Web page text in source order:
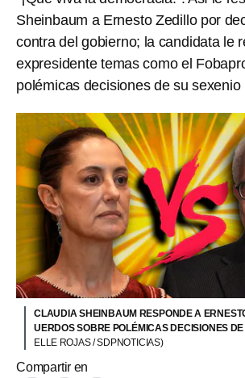
Sheinbaum a Ernesto Zedillo por
contra del gobierno; la candidata le
expresidente temas como el
polémicas decisiones de su sexenio
CLAUDIA SHEINBAUM RESPONDE A
UERDOS SOBRE POLÉMICAS DECISIONES
ELLE ROJAS / SDPNOTICIAS)
Compartir en